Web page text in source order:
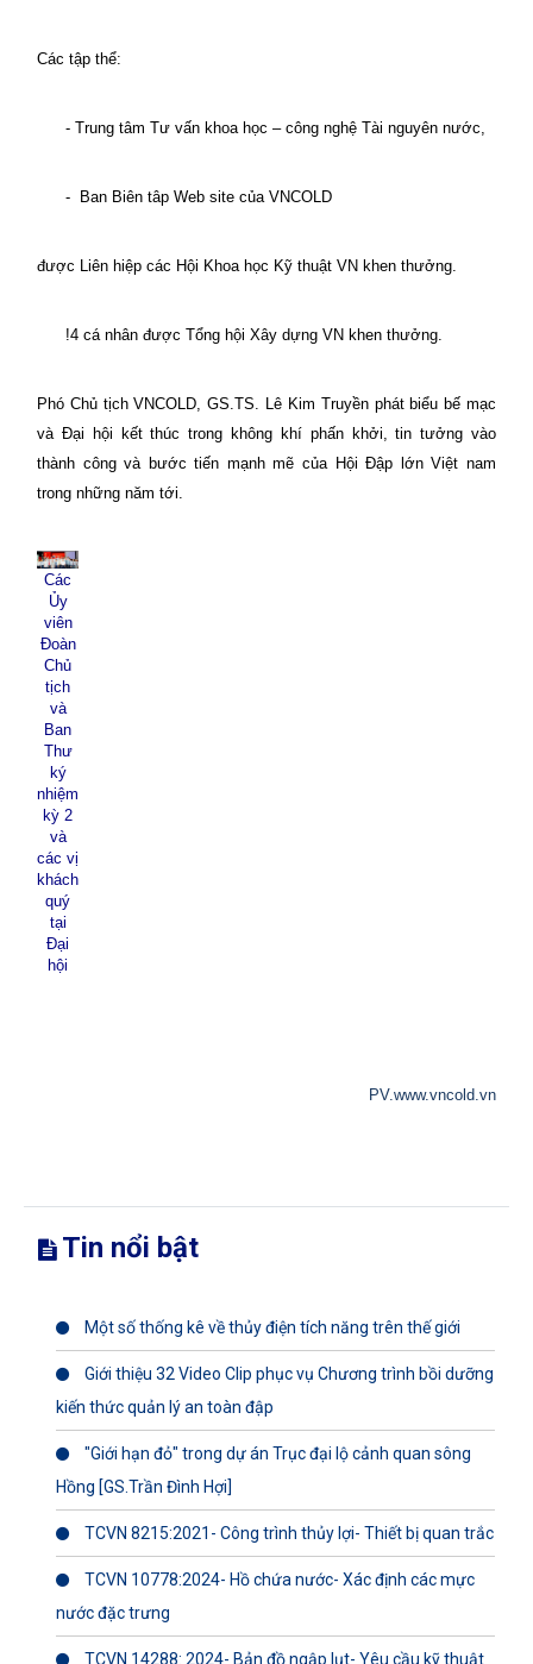
Các tập thể:
- Trung tâm Tư vấn khoa học – công nghệ Tài nguyên nước,
- Ban Biên tâp Web site của VNCOLD
được Liên hiệp các Hội Khoa học Kỹ thuật VN khen thưởng.
!4 cá nhân được Tổng hội Xây dựng VN khen thưởng.
Phó Chủ tịch VNCOLD, GS.TS. Lê Kim Truyền phát biểu bế mạc
và Đại hội kết thúc trong không khí phấn khởi, tin tưởng vào
thành công và bước tiến mạnh mẽ của Hội Đập lớn Việt nam
trong những năm tới.
Các
Ủy
viên
Đoàn
Chủ
tịch
và
Ban
Thư
ký
nhiệm
kỳ 2
và
các vị
khách
quý
tại
Đại
hội
PV.www.vncold.vn
Tin nổi bật
Một số thống kê về thủy điện tích năng trên thế giới
Giới thiệu 32 Video Clip phục vụ Chương trình bồi dưỡng
kiến thức quản lý an toàn đập
"Giới hạn đỏ" trong dự án Trục đại lộ cảnh quan sông
Hồng [GS.Trần Đình Hợi]
TCVN 8215:2021- Công trình thủy lợi- Thiết bị quan trắc
TCVN 10778:2024- Hồ chứa nước- Xác định các mực
nước đặc trưng
TCVN 14288: 2024- Bản đồ ngập lụt- Yêu cầu kỹ thuật